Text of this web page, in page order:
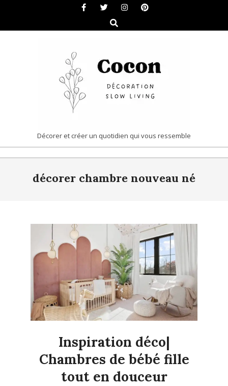
content
Search
COCON
|
DÉCORATION
LIVING
Décorer et créer un quotidien qui vous ressemble
Navigationdécorer chambre nouveau né
Inspiration déco|
Chambres de bébé fille
tout en douceur